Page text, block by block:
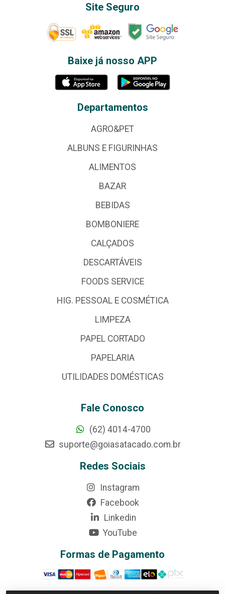
Site Seguro
Baixe já nosso APP
Departamentos
AGRO&PET
ALBUNS E FIGURINHAS
ALIMENTOS
BAZAR
BEBIDAS
BOMBONIERE
CALÇADOS
DESCARTÁVEIS
FOODS SERVICE
HIG. PESSOAL E COSMÉTICA
LIMPEZA
PAPEL CORTADO
PAPELARIA
UTILIDADES DOMÉSTICAS
Fale Conosco
(62) 4014-4700
suporte@goiasatacado.com.br
Redes Sociais
Instagram
Facebook
Linkedin
YouTube
Formas de Pagamento